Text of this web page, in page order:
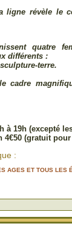
ligne révèle le
quatre
différents :
terre.
cadre
à 19h (excepté
4€50 (gratuit
:
AGES ET TOUS LES